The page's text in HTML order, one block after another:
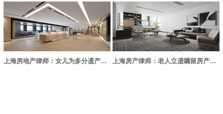
上海房地产律师：女儿为多分遗产，收父亲房租 上海房产律师：老人立遗嘱留房产给孙子，系遗赠